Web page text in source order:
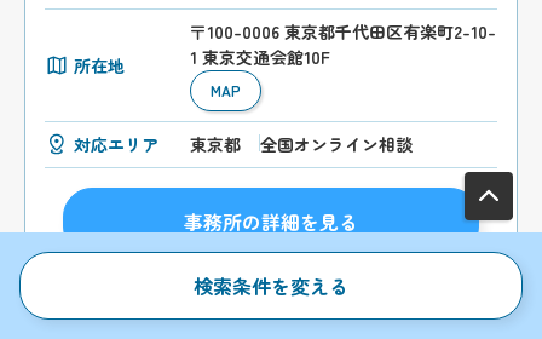
所在地
〒100-0006 東京都千代田区有楽町2-10-
1 東京交通会館10F
MAP
対応エリア 東京都 全国オンライン相談
事務所の詳細を見る
検索条件を変える